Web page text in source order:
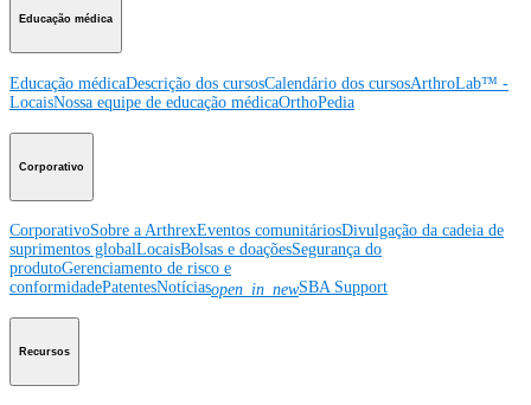
Educação médica
Educação médicaDescrição dos cursosCalendário dos cursosArthroLab™ -
LocaisNossa equipe de educação médicaOrthoPedia
Corporativo
CorporativoSobre a ArthrexEventos comunitáriosDivulgação da cadeia de
suprimentos globalLocaisBolsas e doaçõesSegurança do
produtoGerenciamento de risco e
conformidadePatentesNotíciasopen_in_newSBA Support
Recursos